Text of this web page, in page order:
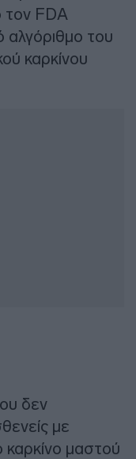
τον FDA
αλγόριθμο του
καρκίνου
δεν
με
καρκίνο μαστού